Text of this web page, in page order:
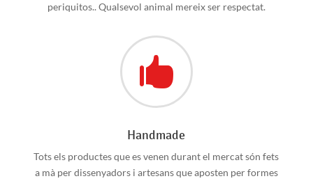
periquitos.. Qualsevol animal mereix ser respectat.

Handmade
Tots els productes que es venen durant el mercat són fets
a mà per dissenyadors i artesans que aposten per formes